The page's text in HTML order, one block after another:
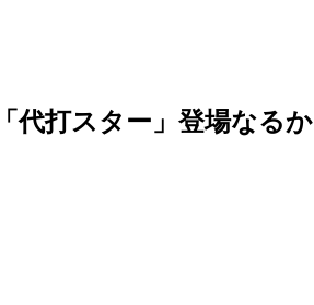
代打スター」登場なるか